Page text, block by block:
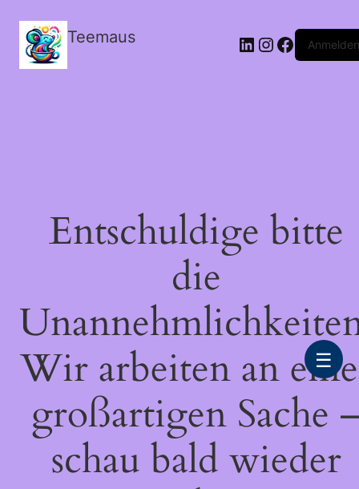
Teemaus LinkedIn
Instagram
FacebookAnmelden
Entschuldige bitte
die
Wir arbeiten an
großartigen Sache
schau bald wieder
☰